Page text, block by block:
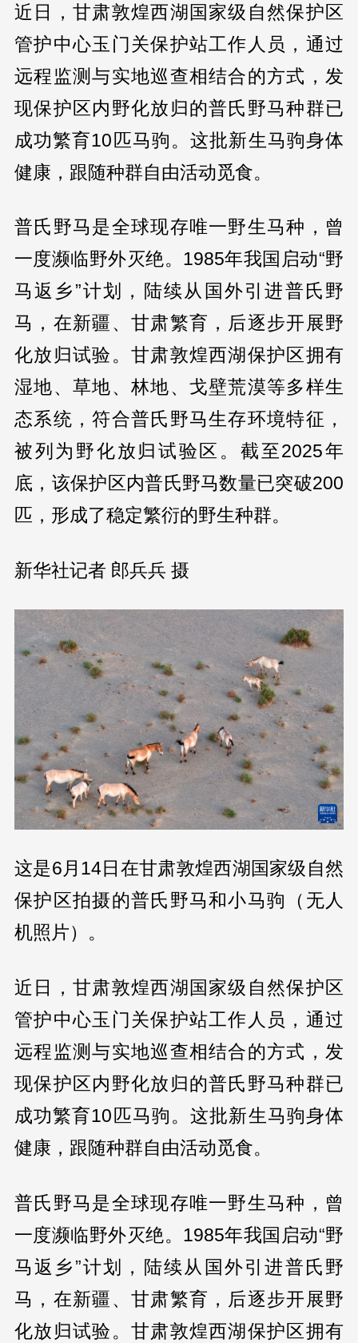
近日，甘肃敦煌西湖国家级自然保护区
管护中心玉门关保护站工作人员，通过
远程监测与实地巡查相结合的方式，发
现保护区内野化放归的普氏野马种群已
成功繁育10匹马驹。这批新生马驹身体
健康，跟随种群自由活动觅食。
普氏野马是全球现存唯一野生马种，曾
一度濒临野外灭绝。1985年我国启动“野
马返乡”计划，陆续从国外引进普氏野
马，在新疆、甘肃繁育，后逐步开展野
化放归试验。甘肃敦煌西湖保护区拥有
湿地、草地、林地、戈壁荒漠等多样生
态系统，符合普氏野马生存环境特征，
被列为野化放归试验区。截至2025年
底，该保护区内普氏野马数量已突破200
匹，形成了稳定繁衍的野生种群。
新华社记者 郎兵兵 摄
这是6月14日在甘肃敦煌西湖国家级自然
保护区拍摄的普氏野马和小马驹（无人
机照片）。
近日，甘肃敦煌西湖国家级自然保护区
管护中心玉门关保护站工作人员，通过
远程监测与实地巡查相结合的方式，发
现保护区内野化放归的普氏野马种群已
成功繁育10匹马驹。这批新生马驹身体
健康，跟随种群自由活动觅食。
普氏野马是全球现存唯一野生马种，曾
一度濒临野外灭绝。1985年我国启动“野
马返乡”计划，陆续从国外引进普氏野
马，在新疆、甘肃繁育，后逐步开展野
化放归试验。甘肃敦煌西湖保护区拥有